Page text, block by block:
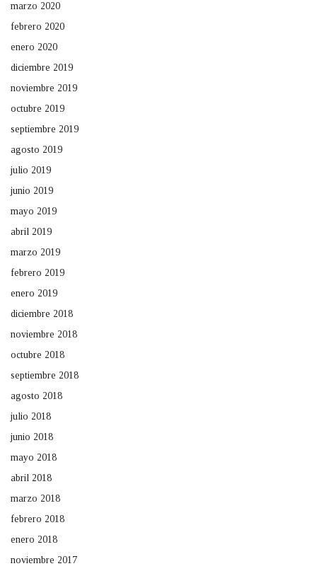
marzo 2020
febrero 2020
enero 2020
diciembre 2019
noviembre 2019
octubre 2019
septiembre 2019
agosto 2019
julio 2019
junio 2019
mayo 2019
abril 2019
marzo 2019
febrero 2019
enero 2019
diciembre 2018
noviembre 2018
octubre 2018
septiembre 2018
agosto 2018
julio 2018
junio 2018
mayo 2018
abril 2018
marzo 2018
febrero 2018
enero 2018
noviembre 2017